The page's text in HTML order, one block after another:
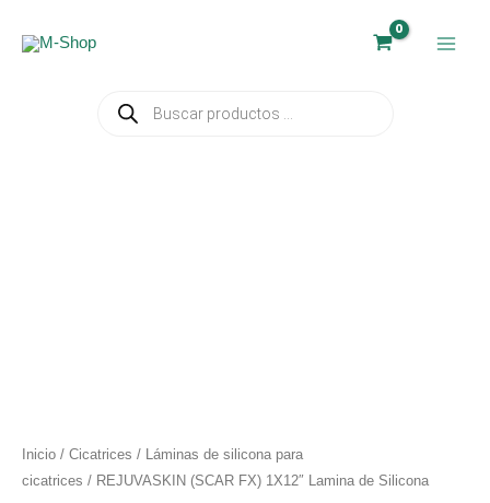
Búsqueda
Inicio / Cicatrices / Láminas de silicona para
cicatrices / REJUVASKIN (SCAR FX) 1X12″ Lamina de Silicona